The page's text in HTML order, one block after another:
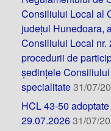
Consiliului Local al
județul Hunedoara,
Consiliului Local nr.
procedurii de
ședințele
specialitate31/07/
HCL 43-50
29.07.202631/07/